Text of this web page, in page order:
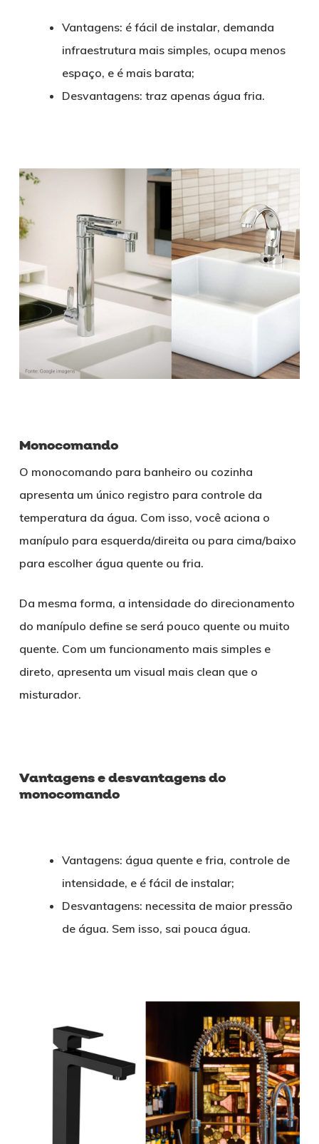
Vantagens: é fácil de instalar, demanda
infraestrutura mais simples, ocupa menos
espaço, e é mais barata;
Desvantagens: traz apenas água fria.
Monocomando
O monocomando para banheiro ou cozinha
apresenta um único registro para controle da
temperatura da água. Com isso, você aciona o
manípulo para esquerda/direita ou para cima/baixo
para escolher água quente ou fria.
Da mesma forma, a intensidade do direcionamento
do manípulo define se será pouco quente ou muito
quente. Com um funcionamento mais simples e
direto, apresenta um visual mais clean que o
misturador.
Vantagens e desvantagens do
monocomando
Vantagens: água quente e fria, controle de
intensidade, e é fácil de instalar;
Desvantagens: necessita de maior pressão
de água. Sem isso, sai pouca água.